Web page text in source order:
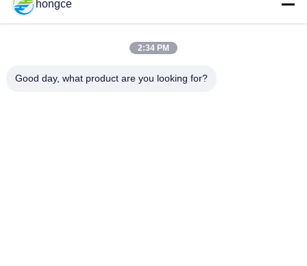
이메일
iven@hjauto.com.cn
hongce
2:34 PM
Good day, what product are you looking for?